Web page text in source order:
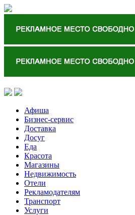
Афиша
Бизнес-сервис
Доставка
Досуг
Еда
Красота
Магазины
Недвижимость
Отели
Рекламодателям
Транспорт
Услуги